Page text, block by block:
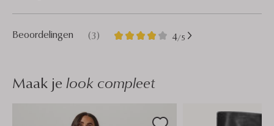
Beoordelingen (3) 4/5
3
4
Maak je look compleet